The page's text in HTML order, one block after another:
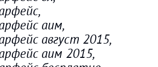
аим,
август 2015,
аим 2015,